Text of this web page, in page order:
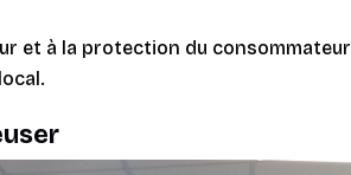
et à la protection du consommateur